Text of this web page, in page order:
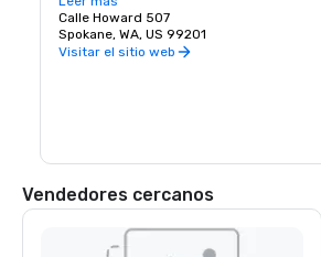
explorar, gran parte de ella ubicada en
una isla, seguro que descubrirás las
magníficas cataratas y el río de Spokane,
vuelta de cada esquina. La vida silvestre
patos, gansos y ocasionalmente ciervos.
Calle Howard 507
Spokane, WA, US 99201
Visitar el sitio web
Vendedores cercanos